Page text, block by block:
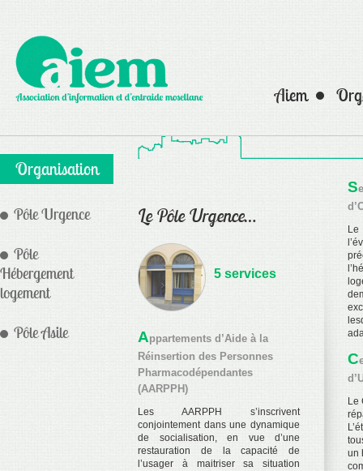
Aiem
Organisation
Pôle Urgence
Pôle
Hébergement
logement
Pôle Asile
Le Pôle Urgence…
5 services
Appartements d’Aide à la
Réinsertion des Personnes
Pharmacodépendantes
(AARPPH)
Les AARPPH s’inscrivent
conjointement dans une dynamique
de socialisation, en vue d’une
restauration de la capacité de
l’usager à maitriser sa situation
S
C
Le
un